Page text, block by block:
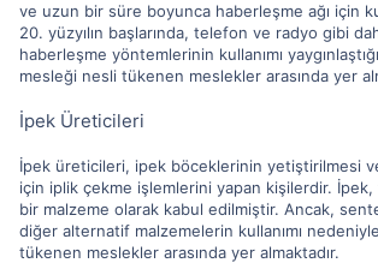
ve uzun bir süre boyunca haberleşme ağı için
20. yüzyılın başlarında, telefon ve radyo gibi
haberleşme yöntemlerinin kullanımı
mesleği nesli tükenen meslekler arasında yer
İpek Üreticileri
İpek üreticileri, ipek böceklerinin yetiştirilmesi
için iplik çekme işlemlerini yapan kişilerdir.
bir malzeme olarak kabul edilmiştir. Ancak,
diğer alternatif malzemelerin kullanımı
tükenen meslekler arasında yer almaktadır.